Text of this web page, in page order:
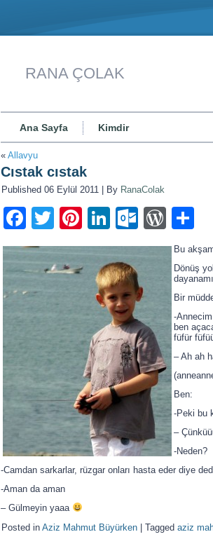
RANA ÇOLAK
Ana Sayfa Kimdir
« Allavyu
Cıstak cıstak
Published 06 Eylül 2011 By RanaColak
Facebook
TwitterPinterest
LinkedIn
Bu
Dönüş
Bir
-
ben
füfür
– Ah ah
Ben:
-Peki bu
–
-Neden?
-Camdan sarkarlar, rüzgar onları hasta eder diye
-Aman da aman
– Gülmeyin yaaa
Posted in Aziz Mahmut Büyürken Tagged aziz